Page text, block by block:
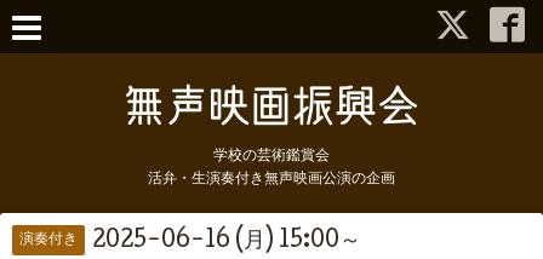
学校の芸術鑑賞会
活弁・生演奏付き無声映画公演の企画
演奏付き 2025-06-16 (月) 15:00～